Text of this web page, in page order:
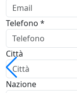
Telefono *
Città
Nazione